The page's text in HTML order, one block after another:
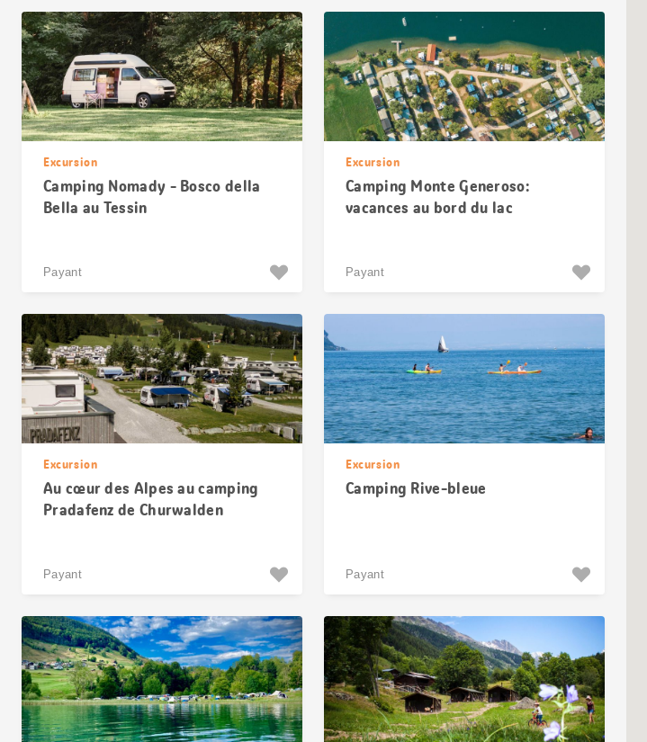
Excursion
Camping Nomady - Bosco della
Bella au Tessin
Payant
Excursion
Camping Monte Generoso:
vacances au bord du lac
Payant
Excursion
Au cœur des Alpes au camping
Pradafenz de Churwalden
Payant
Excursion
Camping Rive-bleue
Payant